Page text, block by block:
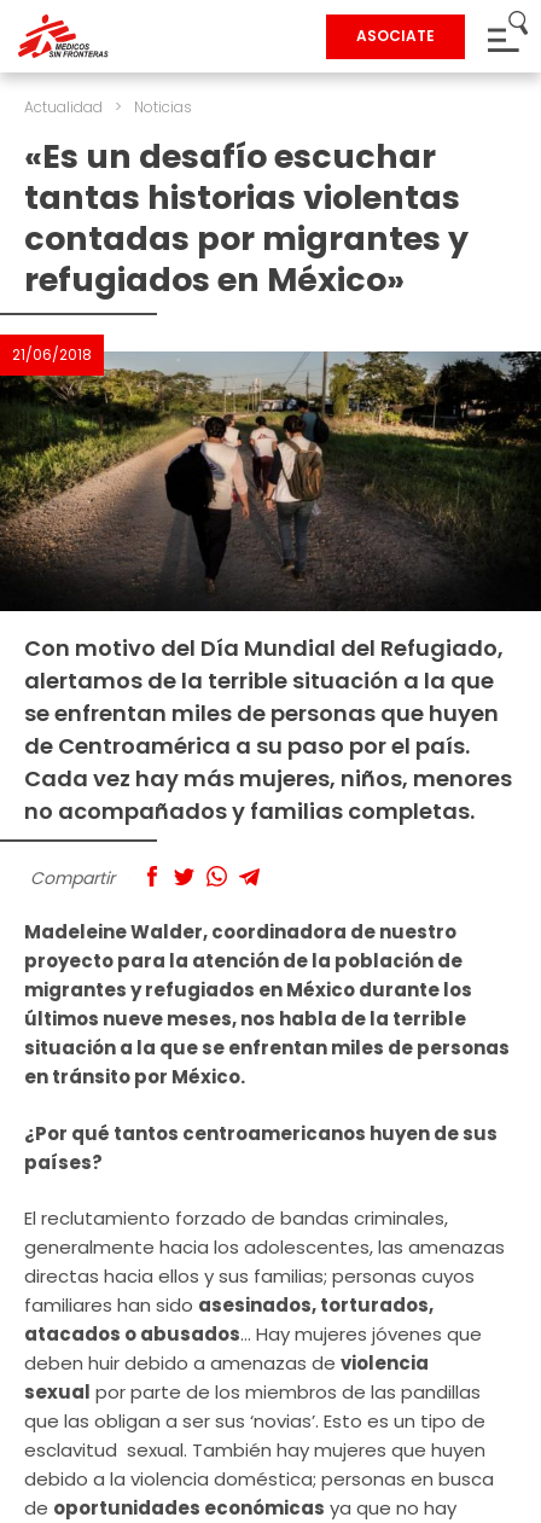
ASOCIATE
Actualidad > Noticias
«Es un desafío escuchar
tantas historias violentas
contadas por migrantes y
refugiados en México»
21/06/2018
Con motivo del Día Mundial del Refugiado,
alertamos de la terrible situación a la que
se enfrentan miles de personas que huyen
de Centroamérica a su paso por el país.
Cada vez hay más mujeres, niños, menores
no acompañados y familias completas.
Compartir
Madeleine Walder, coordinadora de nuestro
proyecto para la atención de la población de
migrantes y refugiados en México durante los
últimos nueve meses, nos habla de la terrible
situación a la que se enfrentan miles de personas
en tránsito por México.
¿Por qué tantos centroamericanos huyen de sus
países?
El reclutamiento forzado de bandas criminales,
generalmente hacia los adolescentes, las amenazas
directas hacia ellos y sus familias; personas cuyos
familiares han sido asesinados, torturados,
atacados o abusados… Hay mujeres jóvenes que
deben huir debido a amenazas de violencia
sexual por parte de los miembros de las pandillas
que las obligan a ser sus ‘novias’. Esto es un tipo de
esclavitud sexual. También hay mujeres que huyen
debido a la violencia doméstica; personas en busca
de oportunidades económicas ya que no hay